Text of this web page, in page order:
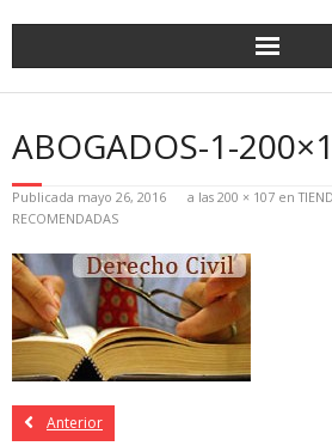
ABOGADOS-1-
Publicada mayo 26, 2016 a las 200 × 107 en
RECOMENDADAS
Anterior